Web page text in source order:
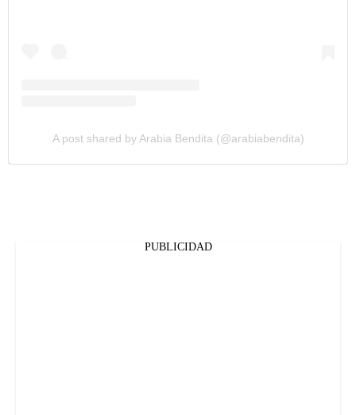
A post shared by Arabia Bendita (@arabiabendita)
PUBLICIDAD